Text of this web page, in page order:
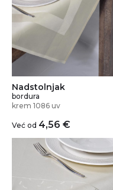
Nadstolnjak
bordura
krem 1086 uv
Već od 4,56 €